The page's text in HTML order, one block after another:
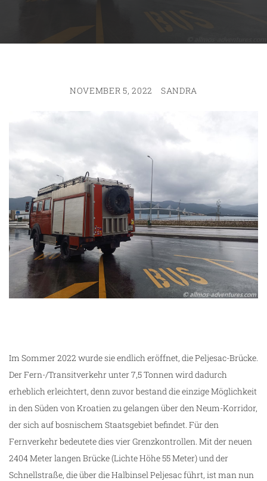
NOVEMBER 5, 2022 SANDRA
Im Sommer 2022 wurde sie endlich eröffnet, die Peljesac-Brücke.
Der Fern-/Transitverkehr unter 7,5 Tonnen wird dadurch
erheblich erleichtert, denn zuvor bestand die einzige Möglichkeit
in den Süden von Kroatien zu gelangen über den Neum-Korridor,
der sich auf bosnischem Staatsgebiet befindet. Für den
Fernverkehr bedeutete dies vier Grenzkontrollen. Mit der neuen
2404 Meter langen Brücke (Lichte Höhe 55 Meter) und der
Schnellstraße, die über die Halbinsel Peljesac führt, ist man nun